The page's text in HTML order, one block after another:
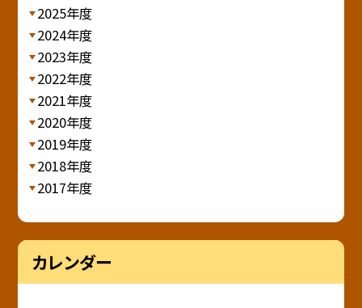
2025年度
2024年度
2023年度
2022年度
2021年度
2020年度
2019年度
2018年度
2017年度
カレンダー